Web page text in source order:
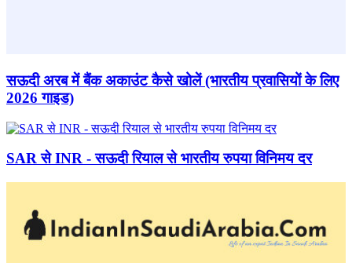
सऊदी अरब में बैंक अकाउंट कैसे खोलें (भारतीय प्रवासियों के लिए
2026 गाइड)
SAR से INR - सऊदी रियाल से भारतीय रुपया विनिमय दर